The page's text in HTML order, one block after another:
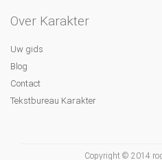
Over Karakter
Uw gids
Blog
Contact
Tekstbureau Karakter
Copyright © 2014